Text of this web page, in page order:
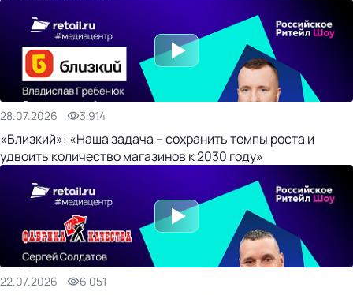
28.07.2026 3 914
«Близкий»: «Наша задача – сохранить темпы роста и
удвоить количество магазинов к 2030 году»
22.07.2026 6 051